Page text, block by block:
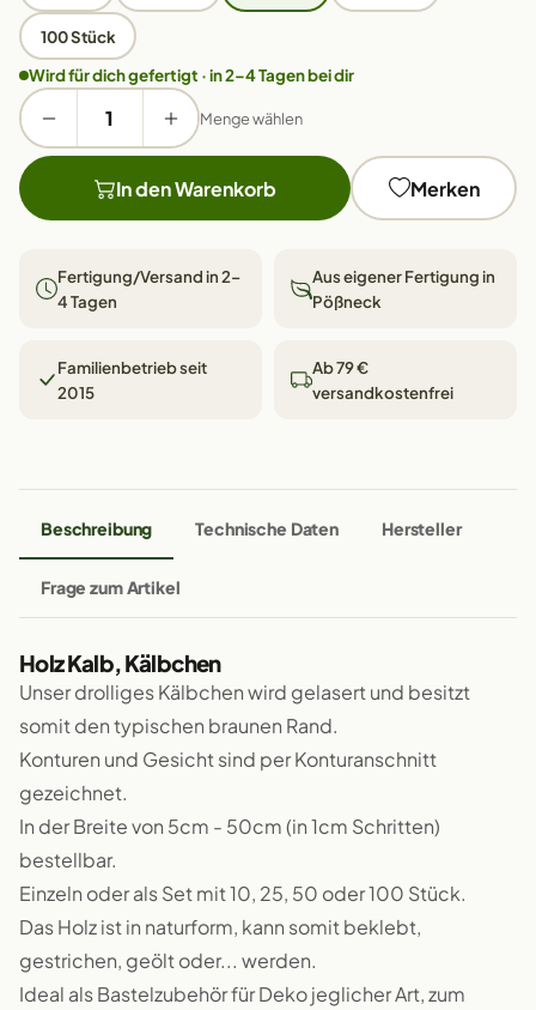
100 Stück
Wird für dich gefertigt · in 2–4 Tagen bei dir
Menge wählen
In den Warenkorb Merken
Fertigung/Versand in 2–
4 Tagen
Aus eigener Fertigung in
Pößneck
Familienbetrieb seit
2015
Ab 79 €
versandkostenfrei
Beschreibung Technische Daten Hersteller
Frage zum Artikel
Holz Kalb, Kälbchen
Unser drolliges Kälbchen wird gelasert und besitzt
somit den typischen braunen Rand.
Konturen und Gesicht sind per Konturanschnitt
gezeichnet.
In der Breite von 5cm - 50cm (in 1cm Schritten)
bestellbar.
Einzeln oder als Set mit 10, 25, 50 oder 100 Stück.
Das Holz ist in naturform, kann somit beklebt,
gestrichen, geölt oder... werden.
Ideal als Bastelzubehör für Deko jeglicher Art, zum